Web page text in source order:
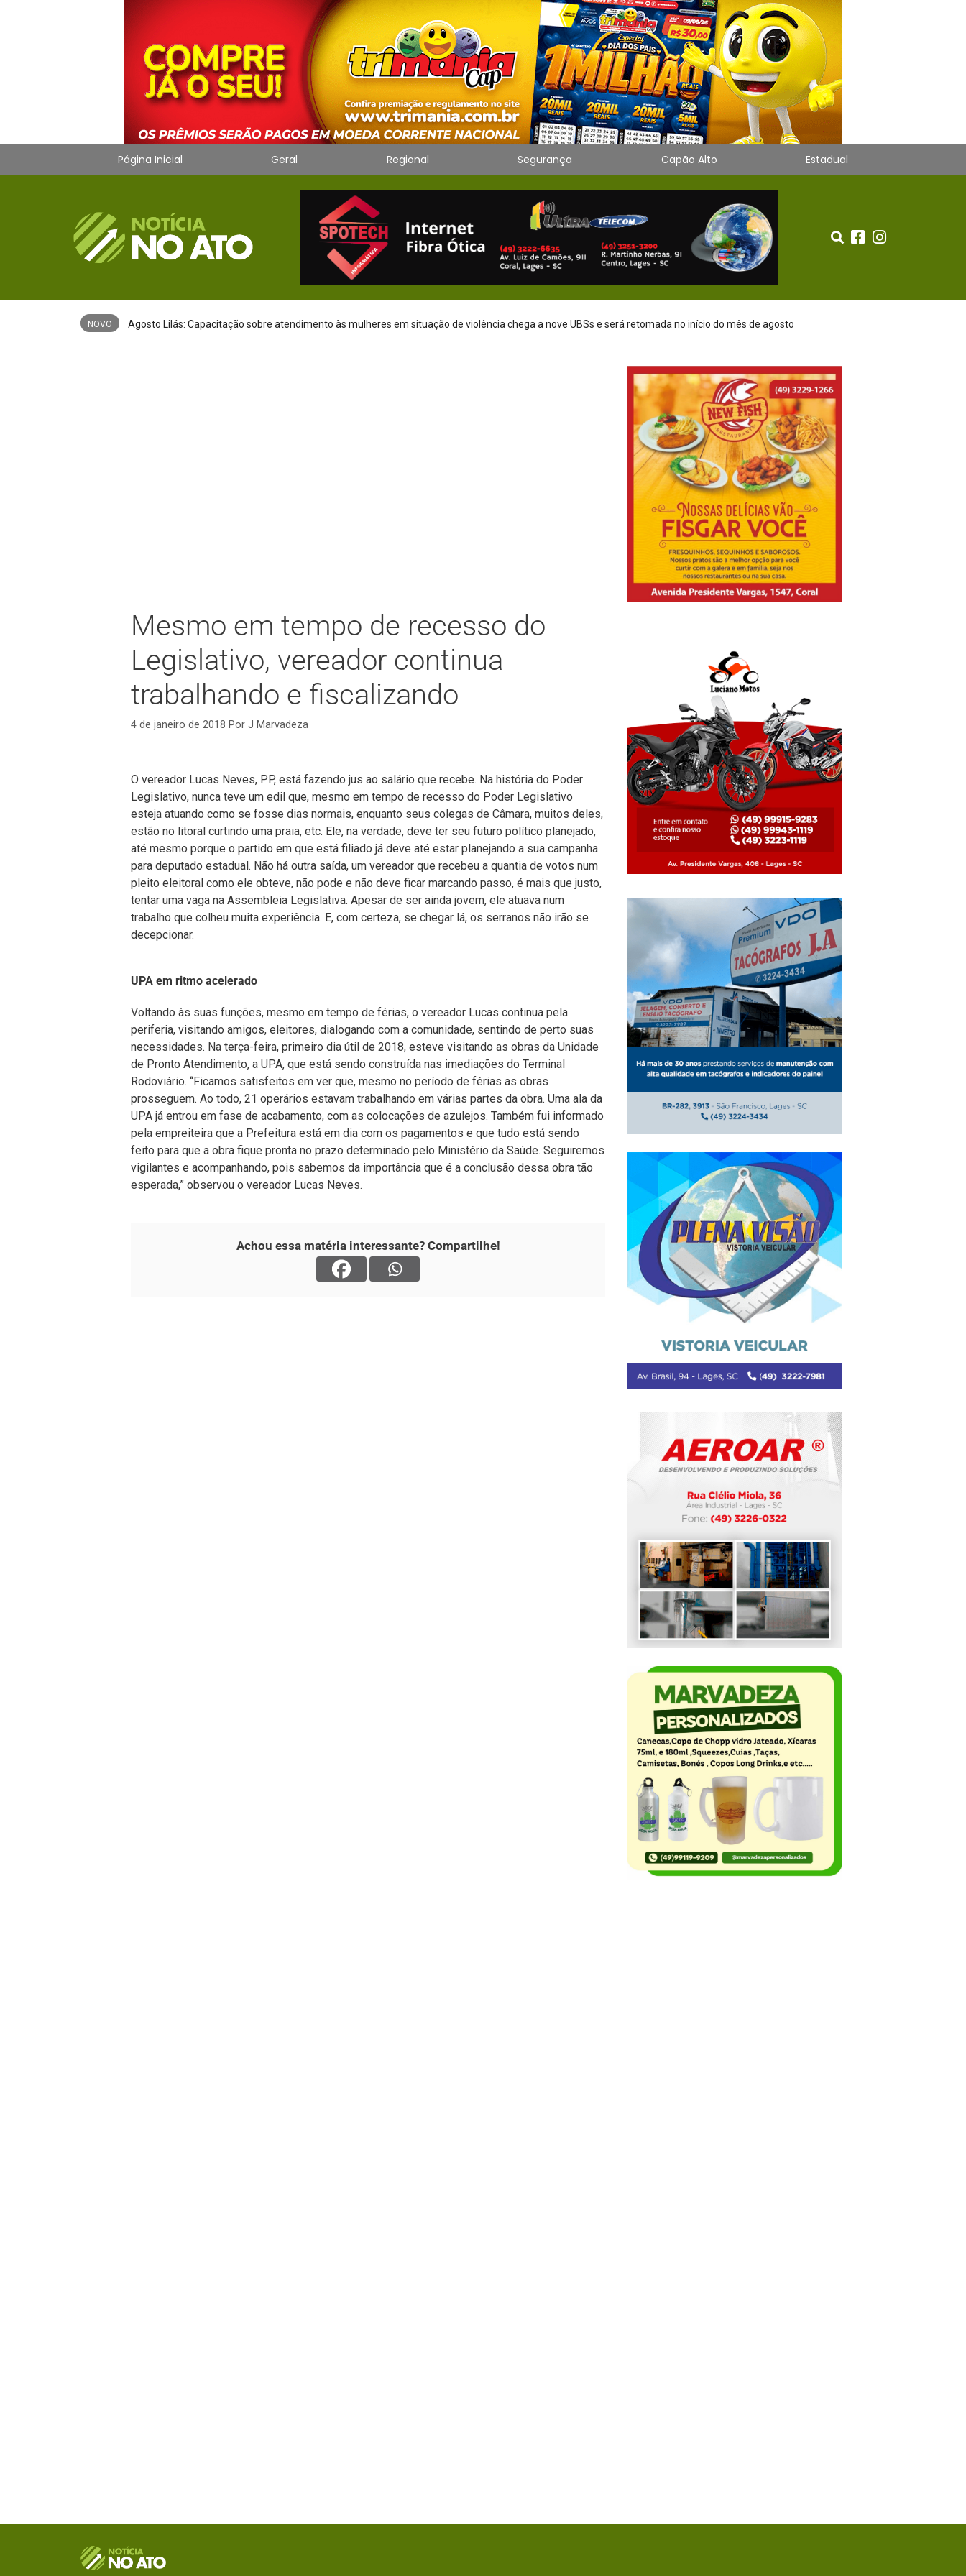
Página Inicial Geral Regional Segurança Capão Alto Estadual
NOVO Trio é preso após furto de cerca de 3,5 mil metros de cabos de energia em São Joaquim
Mesmo em tempo de recesso do
Legislativo, vereador continua
trabalhando e fiscalizando
4 de janeiro de 2018 Por J Marvadeza
O vereador Lucas Neves, PP, está fazendo jus ao salário que recebe. Na história do Poder
Legislativo, nunca teve um edil que, mesmo em tempo de recesso do Poder Legislativo
esteja atuando como se fosse dias normais, enquanto seus colegas de Câmara, muitos deles,
estão no litoral curtindo uma praia, etc. Ele, na verdade, deve ter seu futuro político planejado,
até mesmo porque o partido em que está filiado já deve até estar planejando a sua campanha
para deputado estadual. Não há outra saída, um vereador que recebeu a quantia de votos num
pleito eleitoral como ele obteve, não pode e não deve ficar marcando passo, é mais que justo,
tentar uma vaga na Assembleia Legislativa. Apesar de ser ainda jovem, ele atuava num
trabalho que colheu muita experiência. E, com certeza, se chegar lá, os serranos não irão se
decepcionar.
UPA em ritmo acelerado
Voltando às suas funções, mesmo em tempo de férias, o vereador Lucas continua pela
periferia, visitando amigos, eleitores, dialogando com a comunidade, sentindo de perto suas
necessidades. Na terça-feira, primeiro dia útil de 2018, esteve visitando as obras da Unidade
de Pronto Atendimento, a UPA, que está sendo construída nas imediações do Terminal
Rodoviário. “Ficamos satisfeitos em ver que, mesmo no período de férias as obras
prosseguem. Ao todo, 21 operários estavam trabalhando em várias partes da obra. Uma ala da
UPA já entrou em fase de acabamento, com as colocações de azulejos. Também fui informado
pela empreiteira que a Prefeitura está em dia com os pagamentos e que tudo está sendo
feito para que a obra fique pronta no prazo determinado pelo Ministério da Saúde. Seguiremos
vigilantes e acompanhando, pois sabemos da importância que é a conclusão dessa obra tão
esperada,” observou o vereador Lucas Neves.
Achou essa matéria interessante? Compartilhe!